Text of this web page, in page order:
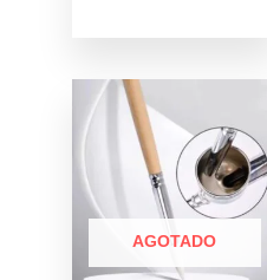
AGOTADO